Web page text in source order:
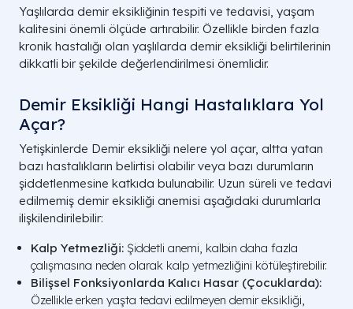
Yaşlılarda demir eksikliğinin tespiti ve tedavisi, yaşam
kalitesini önemli ölçüde artırabilir. Özellikle birden fazla
kronik hastalığı olan yaşlılarda demir eksikliği belirtilerinin
dikkatli bir şekilde değerlendirilmesi önemlidir.
Demir Eksikliği Hangi Hastalıklara Yol
Açar?
Yetişkinlerde Demir eksikliği nelere yol açar, altta yatan
bazı hastalıkların belirtisi olabilir veya bazı durumların
şiddetlenmesine katkıda bulunabilir. Uzun süreli ve tedavi
edilmemiş demir eksikliği anemisi aşağıdaki durumlarla
ilişkilendirilebilir:
Kalp Yetmezliği: Şiddetli anemi, kalbin daha fazla
çalışmasına neden olarak kalp yetmezliğini kötüleştirebilir.
Bilişsel Fonksiyonlarda Kalıcı Hasar (Çocuklarda):
Özellikle erken yaşta tedavi edilmeyen demir eksikliği,